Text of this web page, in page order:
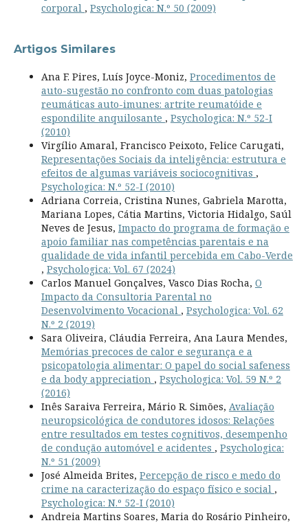
corporal , Psychologica: N.º 50 (2009)
Artigos Similares
Ana F. Pires, Luís Joyce-Moniz, Procedimentos de
auto-sugestão no confronto com duas patologias
reumáticas auto-imunes: artrite reumatóide e
espondilite anquilosante , Psychologica: N.º 52-I
(2010)
Virgílio Amaral, Francisco Peixoto, Felice Carugati,
Representações Sociais da inteligência: estrutura e
efeitos de algumas variáveis sociocognitivas ,
Psychologica: N.º 52-I (2010)
Adriana Correia, Cristina Nunes, Gabriela Marotta,
Mariana Lopes, Cátia Martins, Victoria Hidalgo, Saúl
Neves de Jesus, Impacto do programa de formação e
apoio familiar nas competências parentais e na
qualidade de vida infantil percebida em Cabo-Verde
, Psychologica: Vol. 67 (2024)
Carlos Manuel Gonçalves, Vasco Dias Rocha, O
Impacto da Consultoria Parental no
Desenvolvimento Vocacional , Psychologica: Vol. 62
N.º 2 (2019)
Sara Oliveira, Cláudia Ferreira, Ana Laura Mendes,
Memórias precoces de calor e segurança e a
psicopatologia alimentar: O papel do social safeness
e da body appreciation , Psychologica: Vol. 59 N.º 2
(2016)
Inês Saraiva Ferreira, Mário R. Simões, Avaliação
neuropsicológica de condutores idosos: Relações
entre resultados em testes cognitivos, desempenho
de condução automóvel e acidentes , Psychologica:
N.º 51 (2009)
José Almeida Brites, Percepção de risco e medo do
crime na caracterização do espaço físico e social ,
Psychologica: N.º 52-I (2010)
Andreia Martins Soares, Maria do Rosário Pinheiro,